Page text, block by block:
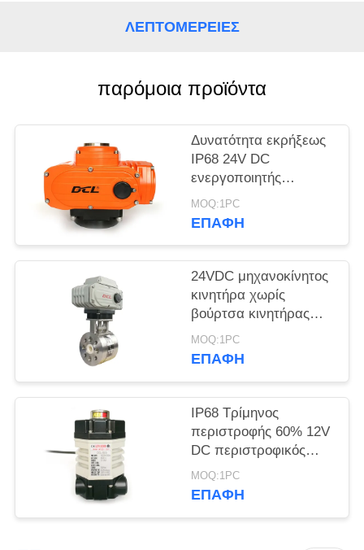
ΖΗΤΉΣΤΕ
ΑΠΌΣΠΑΣΜΑ
中
SITEMAP
PRIVACY
POLICY
ΛΕΠΤΟΜΈΡΕΙΕΣ
παρόμοια προϊόντα
Δυνατότητα εκρήξεως
IP68 24V DC
ενεργοποιητής
βαλβίδας
διαμόρφωσης
MOQ:1PC
ΕΠΑΦΉ
24VDC μηχανοκίνητος
κινητήρα χωρίς
βούρτσα κινητήρας
βαλβίδας
MOQ:1PC
ΕΠΑΦΉ
IP68 Τρίμηνος
περιστροφής 60% 12V
DC περιστροφικός
ενεργοποιητής
MOQ:1PC
ΕΠΑΦΉ